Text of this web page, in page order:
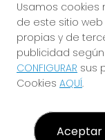
Descubre la
Usamos
de este sitio
propias y de
publicidad
CONFIGURAR sus
Cookies AQUÍ.
Aceptar